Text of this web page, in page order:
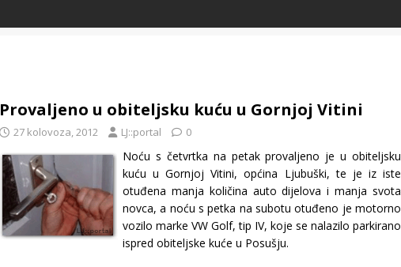
Provaljeno u obiteljsku kuću u Gornjoj Vitini
27 kolovoza, 2012 LJ::portal 0
Noću s četvrtka na petak provaljeno je u obiteljsku
kuću u Gornjoj Vitini, općina Ljubuški, te je iz iste
otuđena manja količina auto dijelova i manja svota
novca, a noću s petka na subotu otuđeno je motorno
vozilo marke VW Golf, tip IV, koje se nalazilo parkirano
ispred obiteljske kuće u Posušju.